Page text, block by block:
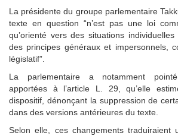
La présidente du groupe parlementaire
texte en question “n’est pas une loi
qu’orienté vers des situations
des principes généraux et impersonnels,
législatif”.
La parlementaire a notamment
apportées à l’article L. 29, qu’elle
dispositif, dénonçant la suppression de
dans des versions antérieures du texte.
Selon elle, ces changements traduiraient